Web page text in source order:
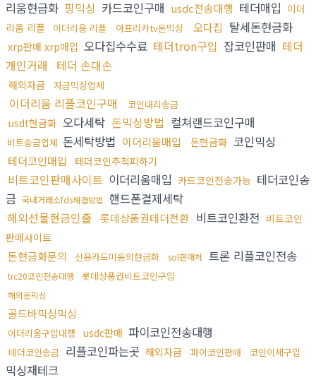
리움현금화 핑믹싱 카드코인구매 usdc전송대행 테더매입 이더
리움 리플
이더리움 리플 아프리카tv돈믹싱 오다집 탈세돈현금화
xrp판매 xrp매입 오다집수수료 테더tron구입 잡코인판매 테더
개인거래
테더 손대손
해외자금 자금믹싱업체
이더리움 리플코인구매 코인대리송금
usdt현금화 오다세탁 돈믹싱방법 컬쳐랜드코인구매
비트송금업체 돈세탁방법 이더리움매입 돈현금화 코인믹싱
테더코인매입 테더코인추척피하기
비트코인판매사이트 이더리움매입 카드코인전송가능 테더코인송
금 국내거래소fds해결방법 핸드폰결제세탁
해외선물현금인출
롯데상품권테더전환 비트코인환전 비트코인
판매사이트
돈현금화문의 신용카드미동의현금화 sol판매처 트론 리플코인전송
trc20코인전송대행 롯데상품권비트코인구입
해외돈믹싱
골드바믹싱믹싱
이더리움구입대행 usdc판매 파이코인전송대행
테더코인송금 리플코인파는곳 해외자금 파이코인판매 코인이체구입
믹싱재테크